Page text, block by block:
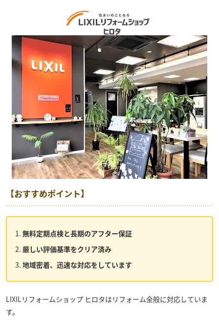
【おすすめポイント】
無料定期点検と長期のアフター保証
厳しい評価基準をクリア済み
地域密着、迅速な対応をしています
LIXILリフォームショップ ヒロタはリフォーム全般に対応していま
す。